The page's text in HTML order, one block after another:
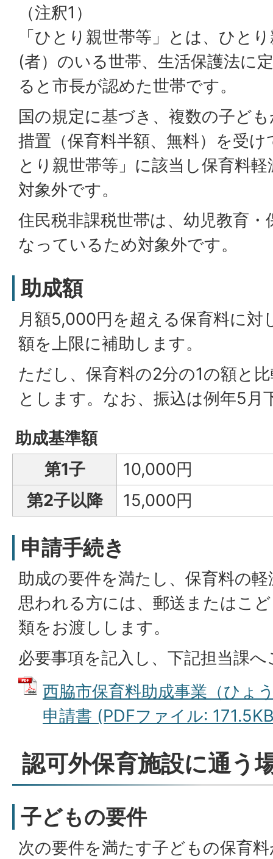
（注釈1）
「ひとり親世帯等」とは、ひと
(者）のいる世帯、生活保護法に
ると市長が認めた世帯です。
国の規定に基づき、複数の子ど
措置（保育料半額、無料）を受
とり親世帯等」に該当し保育料
対象外です。
住民税非課税世帯は、幼児教育
なっているため対象外です。
助成額
月額5,000円を超える保育料に対
額を上限に補助します。
ただし、保育料の2分の1の額と
とします。なお、振込は例年5月
助成基準額
第1子
10,000円
第2子以降
15,000円
申請手続き
助成の要件を満たし、保育料の
思われる方には、郵送またはこ
類をお渡しします。
必要事項を記入し、下記担当課
西脇市保育料助成事業（ひょ
申請書 (PDFファイル:
認可外保育施設に通う
子どもの要件
次の要件を満たす子どもの保育